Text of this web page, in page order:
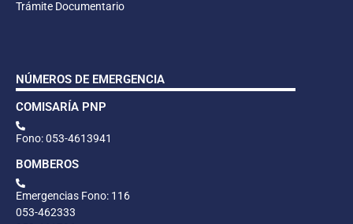
Trámite Documentario
NÚMEROS DE EMERGENCIA
COMISARÍA PNP
Fono: 053-4613941
BOMBEROS
Emergencias Fono: 116
053-462333